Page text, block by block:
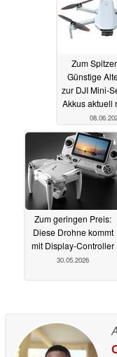
Zum
Günstige
zur DJI Mini-
Akkus aktuell
Zum geringen Preis:
Diese Drohne kommt
mit Display-Controller
30.05.2026